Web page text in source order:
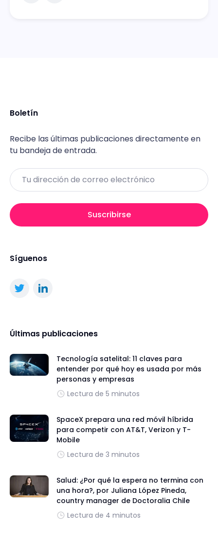
Boletín
Recibe las últimas publicaciones directamente en
tu bandeja de entrada.
Email
Suscribirse
Síguenos
Últimas publicaciones
Tecnología satelital: 11 claves para
entender por qué hoy es usada por más
personas y empresas
Lectura de 5 minutos
SpaceX prepara una red móvil híbrida
para competir con AT&T, Verizon y T-
Mobile
Lectura de 3 minutos
Salud: ¿Por qué la espera no termina con
una hora?, por Juliana López Pineda,
country manager de Doctoralia Chile
Lectura de 4 minutos